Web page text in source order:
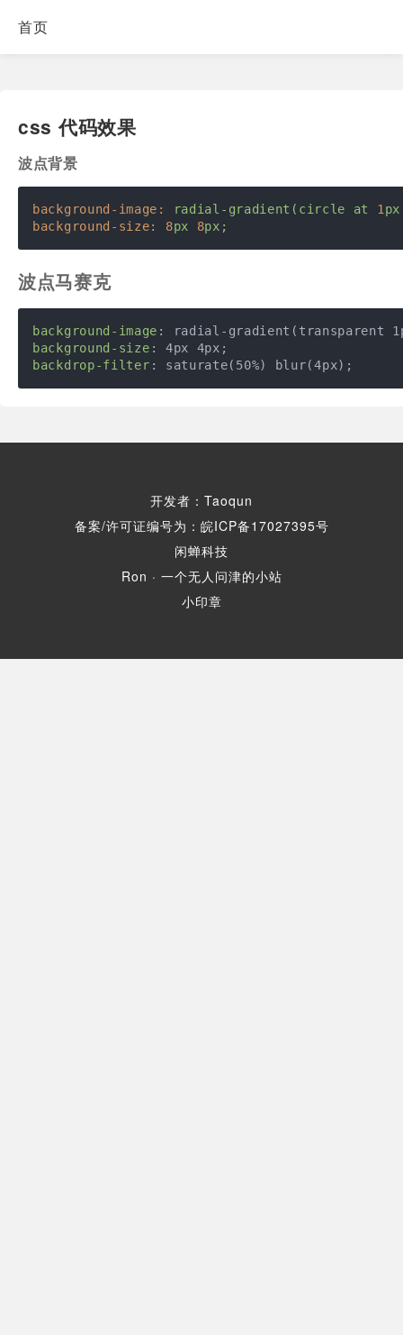
首页
css 代码效果
波点背景
background-image: radial-gradient(circle at 1 px
background-size:
8px 8px;
波点马赛克
background-image
background-size
backdrop-filter : saturate(50%) blur(4px);
开发者：Taoqun
备案/许可证编号为：皖ICP备17027395号
闲蝉科技
Ron · 一个无人问津的小站
小印章